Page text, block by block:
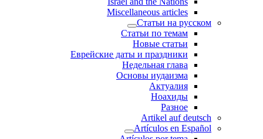
Miscellaneous articles
Статьи на русском
Статьи по темам
Новые статьи
Еврейские даты и праздники
Недельная глава
Основы иудаизма
Актуалия
Ноахиды
Разное
Artikel auf deutsch
Artículos en Español